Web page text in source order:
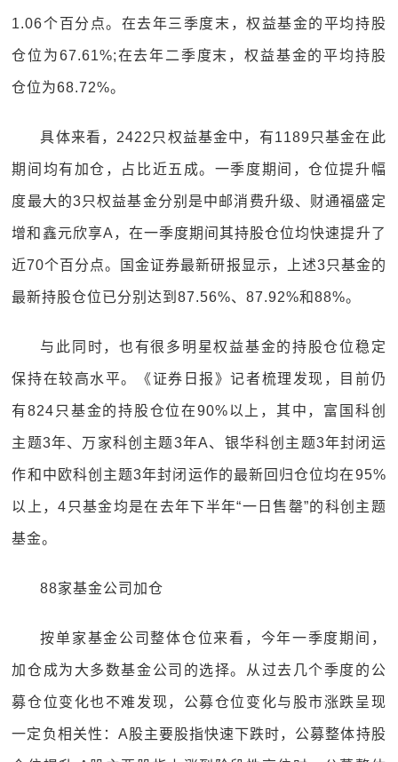
1.06个百分点。在去年三季度末，权益基金的平均持股
仓位为67.61%;在去年二季度末，权益基金的平均持股
仓位为68.72%。
具体来看，2422只权益基金中，有1189只基金在此
期间均有加仓，占比近五成。一季度期间，仓位提升幅
度最大的3只权益基金分别是中邮消费升级、财通福盛定
增和鑫元欣享A，在一季度期间其持股仓位均快速提升了
近70个百分点。国金证券最新研报显示，上述3只基金的
最新持股仓位已分别达到87.56%、87.92%和88%。
与此同时，也有很多明星权益基金的持股仓位稳定
保持在较高水平。《证券日报》记者梳理发现，目前仍
有824只基金的持股仓位在90%以上，其中，富国科创
主题3年、万家科创主题3年A、银华科创主题3年封闭运
作和中欧科创主题3年封闭运作的最新回归仓位均在95%
以上，4只基金均是在去年下半年“一日售罄”的科创主题
基金。
88家基金公司加仓
按单家基金公司整体仓位来看，今年一季度期间，
加仓成为大多数基金公司的选择。从过去几个季度的公
募仓位变化也不难发现，公募仓位变化与股市涨跌呈现
一定负相关性：A股主要股指快速下跌时，公募整体持股